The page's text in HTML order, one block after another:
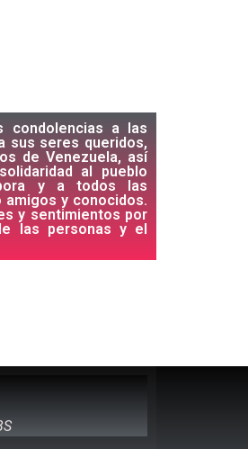
condolencias a las
sus seres queridos,
de Venezuela, así
al pueblo
y a todos las
amigos y conocidos.
y sentimientos por
las personas y el